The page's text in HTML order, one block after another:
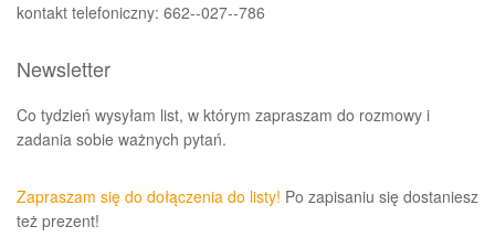
kontakt telefoniczny: 662--027--786
Newsletter
Co tydzień wysyłam list, w którym zapraszam do rozmowy i
zadania sobie ważnych pytań.
Zapraszam się do dołączenia do listy! Po zapisaniu się dostaniesz
też prezent!